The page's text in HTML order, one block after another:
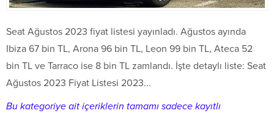
Seat Ağustos 2023 fiyat listesi yayınladı. Ağustos ayında
Ibiza 67 bin TL, Arona 96 bin TL, Leon 99 bin TL, Ateca 52
bin TL ve Tarraco ise 8 bin TL zamlandı. İşte detaylı liste: Seat
Ağustos 2023 Fiyat Listesi 2023...
Bu kategoriye ait içeriklerin tamamı sadece kayıtlı